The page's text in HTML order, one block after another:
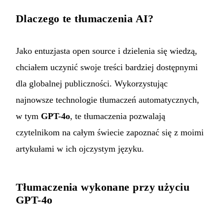
Dlaczego te tłumaczenia AI?
Jako entuzjasta open source i dzielenia się wiedzą,
chciałem uczynić swoje treści bardziej dostępnymi
dla globalnej publiczności. Wykorzystując
najnowsze technologie tłumaczeń automatycznych,
w tym GPT-4o, te tłumaczenia pozwalają
czytelnikom na całym świecie zapoznać się z moimi
artykułami w ich ojczystym języku.
Tłumaczenia wykonane przy użyciu
GPT-4o